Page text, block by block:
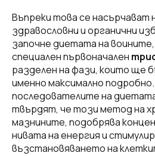
Въпреки това се
здравословни и органични
започне диетата на воините,
специален първоначален
разделен на фази, които ще
именно максимално подробно.
последователите на
твърдят, че този метод на
мазнините, подобрява
нивата на енергия и
възстановяването на